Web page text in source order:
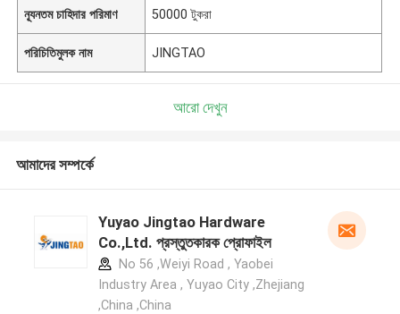
ন্যূনতম চাহিদার পরিমাণ 50000 টুকরা
পরিচিতিমুলক নাম JINGTAO
আরো দেখুন
আমাদের সম্পর্কে
Yuyao Jingtao Hardware
Co.,Ltd. প্রস্তুতকারক প্রোফাইল
No 56 ,Weiyi Road , Yaobei
Industry Area , Yuyao City ,Zhejiang
,China ,China